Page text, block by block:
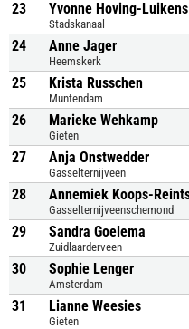
23 Yvonne Hoving-Luikens
Stadskanaal
24 Anne Jager
Heemskerk
25 Krista Russchen
Muntendam
26 Marieke Wehkamp
Gieten
27 Anja Onstwedder
Gasselternijveen
28 Annemiek Koops-
Gasselternijveenschemond
29 Sandra Goelema
Zuidlaarderveen
30 Sophie Lenger
Amsterdam
31 Lianne Weesies
Gieten